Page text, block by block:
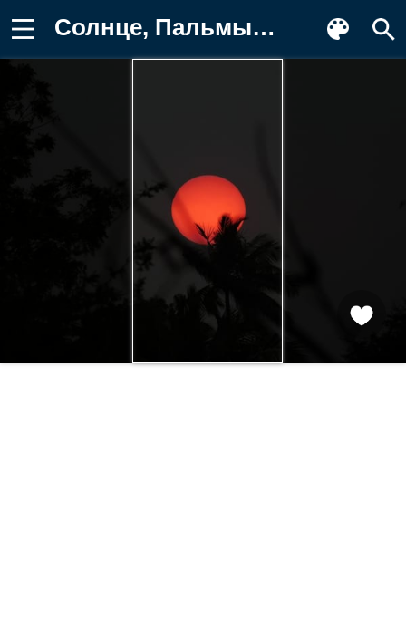
Солнце, Пальмы, Темный, Ветки, Темные Фотография